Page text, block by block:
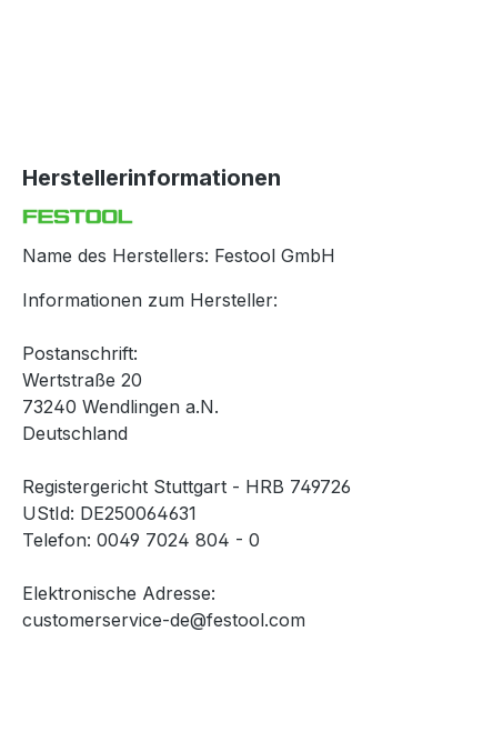
Herstellerinformationen
Name des Herstellers: Festool GmbH
Informationen zum Hersteller:
Postanschrift:
Wertstraße 20
73240 Wendlingen a.N.
Deutschland
Registergericht Stuttgart - HRB 749726
UStId: DE250064631
Telefon: 0049 7024 804 - 0
Elektronische Adresse:
customerservice-de@festool.com